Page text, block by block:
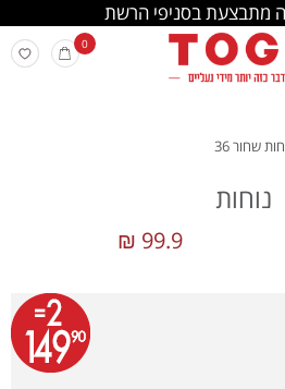
מתבצעת בסניפי הרשת
0
שחור 36
נוחות
99.9 ₪